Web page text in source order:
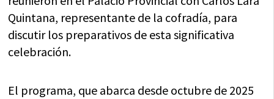
Quintana, representante de la cofradía, para
discutir los preparativos de esta significativa
celebración.
El programa, que abarca desde octubre de 2025